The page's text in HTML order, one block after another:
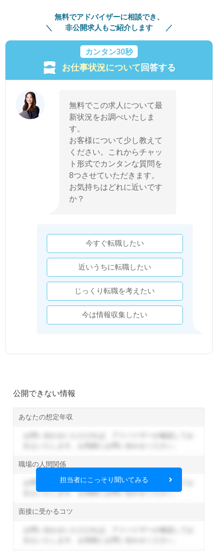
無料でアドバイザーに相談でき、
非公開求人もご紹介します
カンタン30秒
お仕事状況について回答する
無料でこの求人について最
新状況をお調べいたしま
す。
お客様について少し教えて
ください。これからチャッ
ト形式でカンタンな質問を
8つさせていただきます。
お気持ちはどれに近いです
か？
今すぐ転職したい
近いうちに転職したい
じっくり転職を考えたい
今は情報収集したい
公開できない情報
あなたの想定年収
職場の人間関係
お問い合わせいただければ、アドバイザーが確認してお
伝えいたします。お気軽にお問い合わせください。
面接に受かるコツ
担当者にこっそり聞いてみる